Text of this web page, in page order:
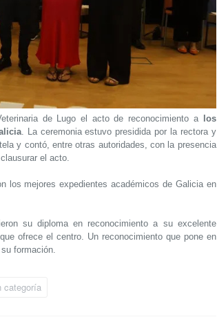
de Lugo el acto de reconocimiento a los
. La ceremonia estuvo presidida por la rectora y
y contó, entre otras autoridades, con la presencia
el acto.
los mejores expedientes académicos de Galicia en
su diploma en reconocimiento a su excelente
ofrece el centro. Un reconocimiento que pone en
formación.
categoría